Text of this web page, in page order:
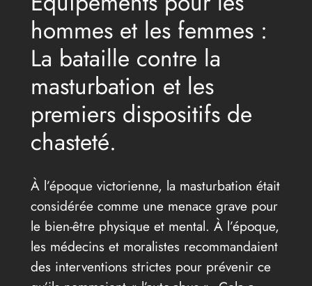
hommes et les femmes :
La bataille contre la
masturbation et les
premiers dispositifs de
chasteté.
À l’époque victorienne, la masturbation était
considérée comme une menace grave pour
le bien-être physique et mental. À l’époque,
les médecins et moralistes recommandaient
des interventions strictes pour prévenir ce